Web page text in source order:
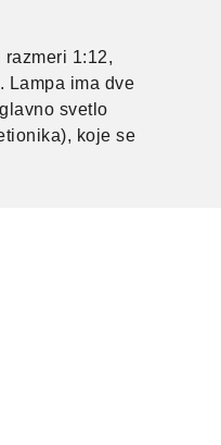
1:12,
Lampa ima dve
svetlo
koje se